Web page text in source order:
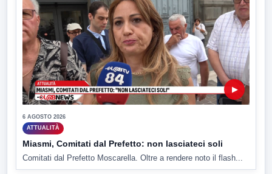
▶
6 AGOSTO 2026
ATTUALITÀ
Miasmi, Comitati dal Prefetto: non lasciateci soli
Comitati dal Prefetto Moscarella. Oltre a rendere noto il flash...